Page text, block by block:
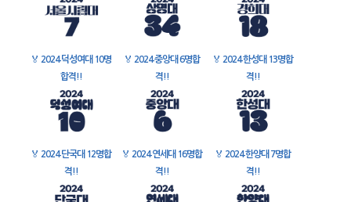
🏅 2024 덕성여대 10명
합격!!
🏅 2024 중앙대 6명합
격!!
🏅 2024 한성대 13명합
격!!
🏅 2024 단국대 12명합
격!!
🏅 2024 연세대 16명합
격!!
🏅 2024 한양대 7명합
격!!